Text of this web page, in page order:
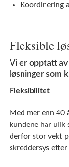
Koordinering
Fleksible
Vi er opptatt av
løsninger som
Fleksibilitet
Med mer enn 40
kundene har ulik
derfor stor vekt
skreddersys etter